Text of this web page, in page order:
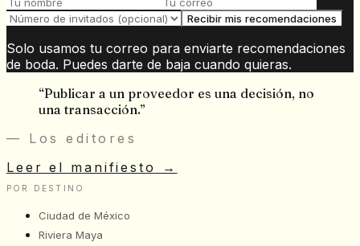
Recibir mis recomendaciones
Solo usamos tu correo para enviarte recomendaciones
de boda. Puedes darte de baja cuando quieras.
“Publicar a un proveedor es una decisión, no
una transacción.”
— Los editores
Leer el manifiesto
→
POR DESTINO
Ciudad de México
Riviera Maya